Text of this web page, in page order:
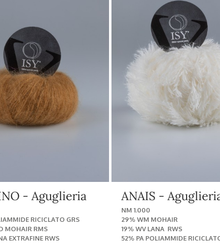
- Aguglieria
RICICLATO GRS
MOHAIR RMS
EXTRAFINE RWS
ANAIS -
NM 1.000
29% WM MOHAIR
19% WV LANA RWS
52% PA POLIAMMIDE